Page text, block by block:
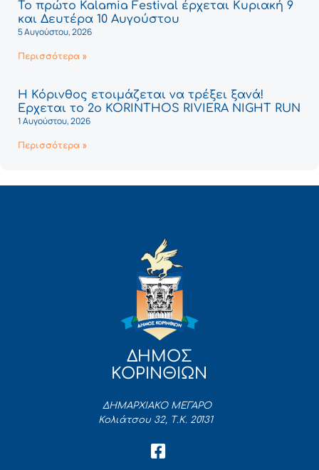
Το πρώτο Kalamia Festival έρχεται Κυριακή 9
και Δευτέρα 10 Αυγούστου
5 Αυγούστου, 2026
Περισσότερα »
Η Κόρινθος ετοιμάζεται να τρέξει ξανά!
Έρχεται το 2ο KORINTHOS RIVIERA NIGHT RUN
1 Αυγούστου, 2026
Περισσότερα »
ΔΗΜΟΣ
ΚΟΡΙΝΘΙΩΝ
ΔΗΜΑΡΧΙΑΚΟ ΜΕΓΑΡΟ
Κολιάτσου 32, Τ.Κ. 20131